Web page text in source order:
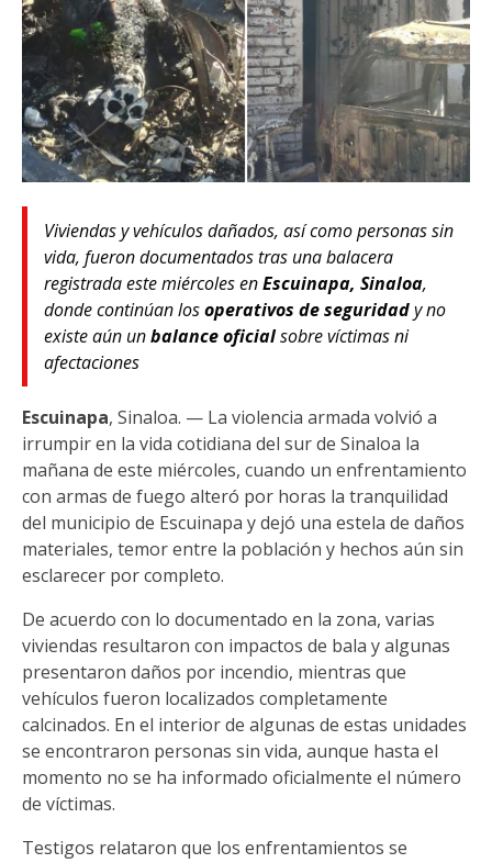
Viviendas y vehículos dañados, así como personas sin
vida, fueron documentados tras una balacera
registrada este miércoles enEscuinapa, Sinaloa,
donde continúan losoperativos de seguridady no
existe aún unbalance oficialsobre víctimas ni
afectaciones
Escuinapa, Sinaloa. — La violencia armada volvió a
irrumpir en la vida cotidiana del sur de Sinaloa la
mañana de este miércoles, cuando un enfrentamiento
con armas de fuego alteró por horas la tranquilidad
del municipio de Escuinapa y dejó una estela de daños
materiales, temor entre la población y hechos aún sin
esclarecer por completo.
De acuerdo con lo documentado en la zona, varias
viviendas resultaron con impactos de bala y algunas
presentaron daños por incendio, mientras que
vehículos fueron localizados completamente
calcinados. En el interior de algunas de estas unidades
se encontraron personas sin vida, aunque hasta el
momento no se ha informado oficialmente el número
de víctimas.
Testigos relataron que los enfrentamientos se